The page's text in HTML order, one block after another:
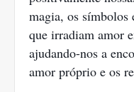
magia, os símbolos
que irradiam amor
ajudando-nos a
amor próprio e os